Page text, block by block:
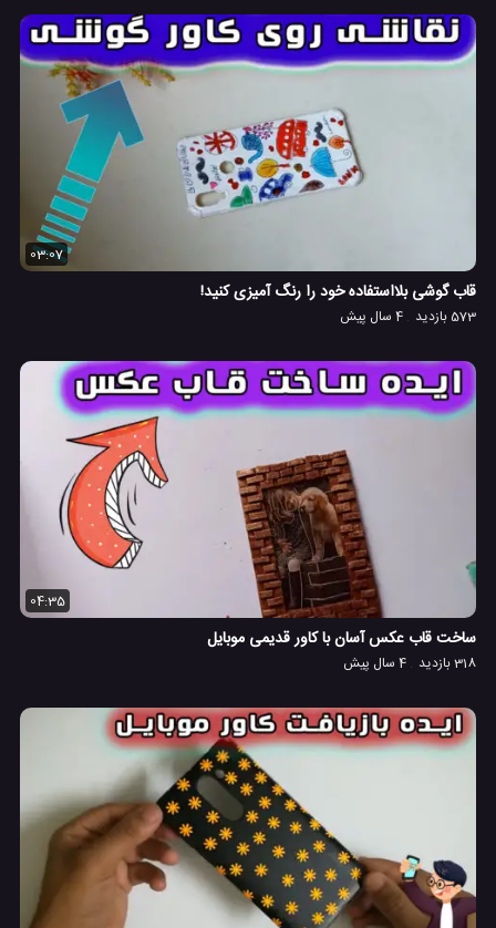
03:07
قاب گوشی بلااستفاده خود را رنگ آمیزی کنید!
573 بازدید 4 سال پیش
04:35
ساخت قاب عکس آسان با کاور قدیمی موبایل
318 بازدید 4 سال پیش